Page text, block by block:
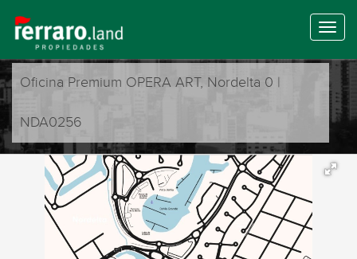
Oficina Premium OPERA ART, Nordelta 0 |
NDA0256